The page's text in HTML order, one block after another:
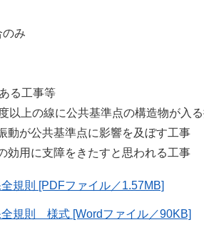
み
る工事等
上の線に公共基準点の構造物が入
が公共基準点に影響を及ぼす工事
用に支障をきたすと思われる工事
規則 [PDFファイル／1.57MB]
全規則 様式 [Wordファイル／90KB]